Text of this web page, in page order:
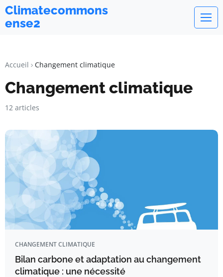
Climatecommons
ense2
Accueil Changement climatique
Changement climatique
12 articles
CHANGEMENT CLIMATIQUE
Bilan carbone et adaptation au changement
climatique : une nécessité